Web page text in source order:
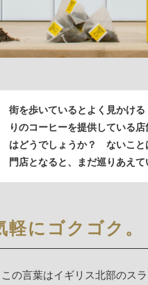
街を歩いているとよく見かけ
りのコーヒーを提供している
はどうでしょうか？ ないこと
門店となると、まだ巡りあえて
にゴクゴク。
この言葉はイギリス北部のス